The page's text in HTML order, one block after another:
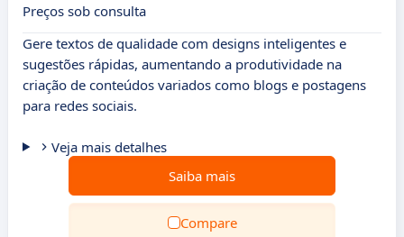
Preços sob consulta
Gere textos de qualidade com designs inteligentes e
sugestões rápidas, aumentando a produtividade na
criação de conteúdos variados como blogs e postagens
para redes sociais.
Veja mais detalhes
Saiba mais
Compare